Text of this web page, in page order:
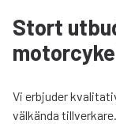
Stort
Vi erbjuder
välkända